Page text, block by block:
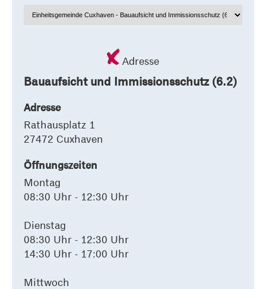
Adresse
Bauaufsicht und Immissionsschutz (6.2)
Adresse
Rathausplatz 1
27472 Cuxhaven
Öffnungszeiten
Montag
08:30 Uhr - 12:30 Uhr
Dienstag
08:30 Uhr - 12:30 Uhr
14:30 Uhr - 17:00 Uhr
Mittwoch